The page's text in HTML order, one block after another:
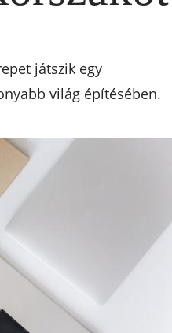
játszik egy
világ építésében.